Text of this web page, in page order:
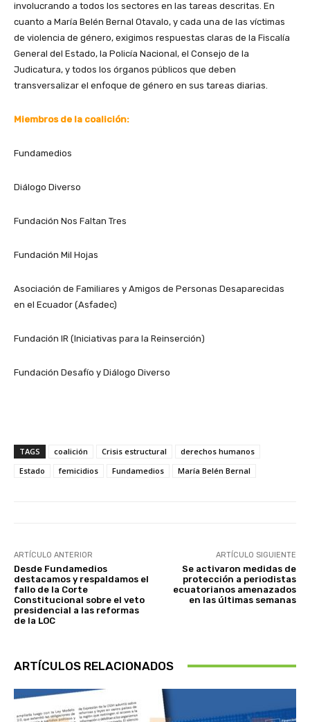
involucrando a todos los sectores en las tareas descritas. En
cuanto a María Belén Bernal Otavalo, y cada una de las víctimas
de violencia de género, exigimos respuestas claras de la Fiscalía
General del Estado, la Policía Nacional, el Consejo de la
Judicatura, y todos los órganos públicos que deben
transversalizar el enfoque de género en sus tareas diarias.
Miembros de la coalición:
Fundamedios
Diálogo Diverso
Fundación Nos Faltan Tres
Fundación Mil Hojas
Asociación de Familiares y Amigos de Personas Desaparecidas
en el Ecuador (Asfadec)
Fundación IR (Iniciativas para la Reinserción)
Fundación Desafío y Diálogo Diverso
TAGS coalición Crisis estructural
derechos humanos
Estado
femicidios Fundamedios María Belén Bernal
ARTÍCULO ANTERIOR
Desde Fundamedios
destacamos y respaldamos el
fallo de la Corte
Constitucional sobre el veto
presidencial a las reformas
de la LOC
ARTÍCULO SIGUIENTE
Se activaron medidas de
protección a periodistas
ecuatorianos amenazados
en las últimas semanas
ARTÍCULOS RELACIONADOS